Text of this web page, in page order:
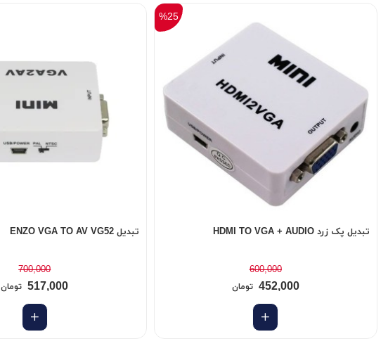
تبدیل پک زرد HDMI TO VGA + AUDIO
600,000
%25
452,000 تومان
تبدیل ENZO VGA TO AV VG52
700,000
517,000 تومان